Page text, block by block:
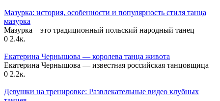
Мазурка: история, особенности и популярность стиля танца
мазурка
Мазурка – это традиционный польский народный танец
0 2.4к.
Екатерина Чернышова — королева танца живота
Екатерина Чернышова — известная российская танцовщица
0 2.2к.
Девушки на тренировке: Развлекательные видео клубных